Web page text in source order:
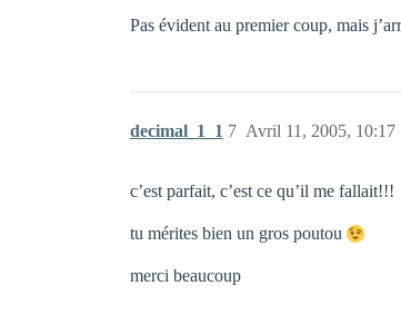
Pas évident au premier coup, mais
decimal_1_1 Avril 11, 2005, 10:17
7
c’est parfait, c’est ce qu’il me fallait!!!
tu mérites bien un gros poutou
merci beaucoup